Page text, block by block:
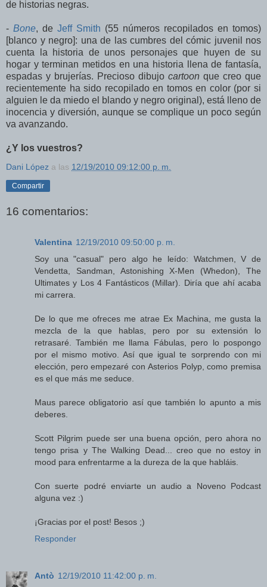
de historias negras.
- Bone, de Jeff Smith (55 números recopilados en tomos)
[blanco y negro]: una de las cumbres del cómic juvenil nos
cuenta la historia de unos personajes que huyen de su
hogar y terminan metidos en una historia llena de fantasía,
espadas y brujerías. Precioso dibujo cartoon que creo que
recientemente ha sido recopilado en tomos en color (por si
alguien le da miedo el blando y negro original), está lleno de
inocencia y diversión, aunque se complique un poco según
va avanzando.
¿Y los vuestros?
Dani López a las 12/19/2010 09:12:00 p. m.
Compartir
16 comentarios:
Valentina 12/19/2010 09:50:00 p. m.
Soy una "casual" pero algo he leído: Watchmen, V de
Vendetta, Sandman, Astonishing X-Men (Whedon), The
Ultimates y Los 4 Fantásticos (Millar). Diría que ahí acaba
mi carrera.
De lo que me ofreces me atrae Ex Machina, me gusta la
mezcla de la que hablas, pero por su extensión lo
retrasaré. También me llama Fábulas, pero lo pospongo
por el mismo motivo. Así que igual te sorprendo con mi
elección, pero empezaré con Asterios Polyp, como premisa
es el que más me seduce.
Maus parece obligatorio así que también lo apunto a mis
deberes.
Scott Pilgrim puede ser una buena opción, pero ahora no
tengo prisa y The Walking Dead... creo que no estoy in
mood para enfrentarme a la dureza de la que habláis.
Con suerte podré enviarte un audio a Noveno Podcast
alguna vez :)
¡Gracias por el post! Besos ;)
Responder
Antò 12/19/2010 11:42:00 p. m.